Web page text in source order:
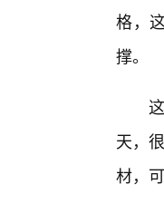
格，
撑。
天，
材，